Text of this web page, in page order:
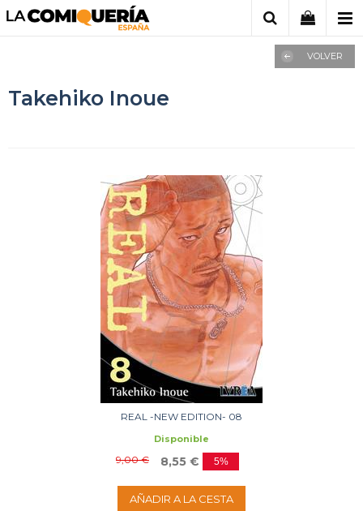
VOLVER
Takehiko Inoue
REAL -NEW EDITION- 08
Disponible
9,00 € 8,55 € 5%
AÑADIR A LA CESTA